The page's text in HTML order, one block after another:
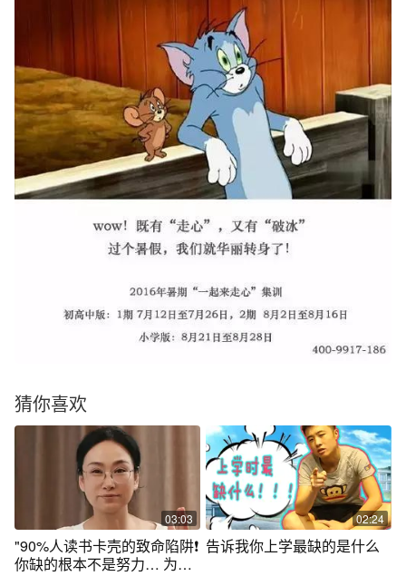
猜你喜欢
03:03
"90%人读书卡壳的致命陷阱❗
你缺的根本不是努力… 为什
02:24
告诉我你上学最缺的是什么